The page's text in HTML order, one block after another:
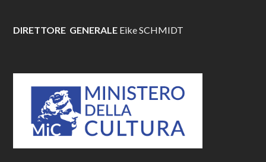
DIRETTORE GENERALE Eike SCHMIDT